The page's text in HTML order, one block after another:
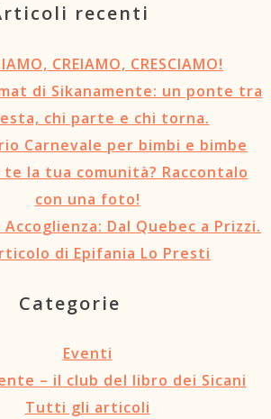
recenti
CREIAMO, CRESCIAMO!
di Sikanamente: un ponte tra
chi parte e chi torna.
Carnevale per bimbi e bimbe
te la tua comunità? Raccontalo
con una foto!
Dal Quebec a Prizzi.
di Epifania Lo Presti
Categorie
Eventi
– il club del libro dei Sicani
Tutti gli articoli